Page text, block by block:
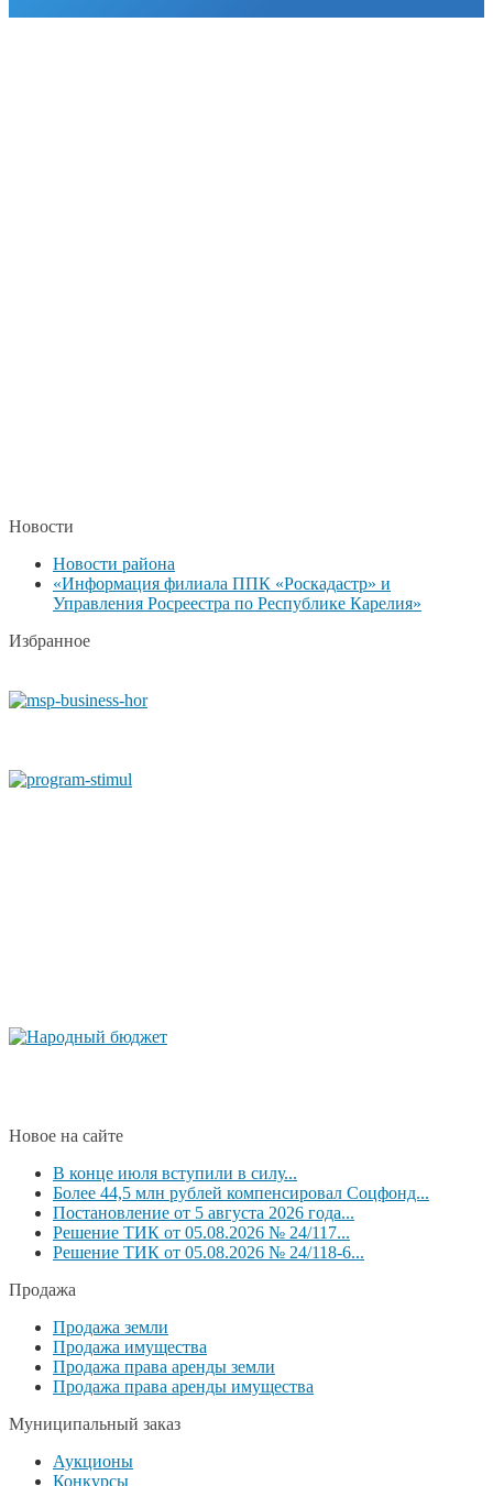
Новости
Новости района
«Информация филиала ППК «Роскадастр» и
Управления Росреестра по Республике Карелия»
Избранное
Новое на сайте
В конце июля вступили в силу...
Более 44,5 млн рублей компенсировал Соцфонд...
Постановление от 5 августа 2026 года...
Решение ТИК от 05.08.2026 № 24/117...
Решение ТИК от 05.08.2026 № 24/118-6...
Продажа
Продажа земли
Продажа имущества
Продажа права аренды земли
Продажа права аренды имущества
Муниципальный заказ
Аукционы
Конкурсы